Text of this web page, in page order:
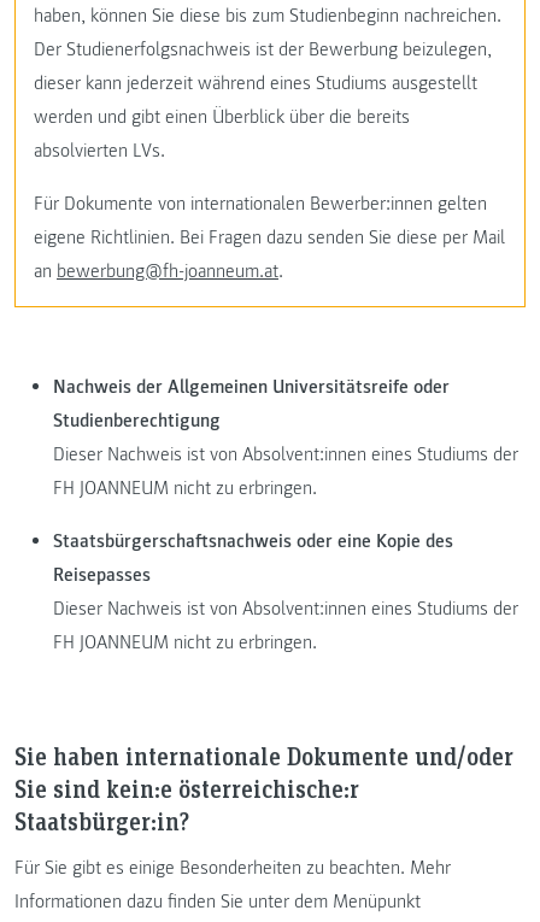
haben, können Sie diese bis zum Studienbeginn nachreichen.
Der Studienerfolgsnachweis ist der Bewerbung beizulegen,
dieser kann jederzeit während eines Studiums ausgestellt
werden und gibt einen Überblick über die bereits
absolvierten LVs.
Für Dokumente von internationalen Bewerber:innen gelten
eigene Richtlinien. Bei Fragen dazu senden Sie diese per Mail
an bewerbung@fh-joanneum.at.
Nachweis der Allgemeinen Universitätsreife oder
Studienberechtigung
Dieser Nachweis ist von Absolvent:innen eines Studiums der
FH JOANNEUM nicht zu erbringen.
Staatsbürgerschaftsnachweis oder eine Kopie des
Reisepasses
Dieser Nachweis ist von Absolvent:innen eines Studiums der
FH JOANNEUM nicht zu erbringen.
Sie haben internationale Dokumente und/oder
Sie sind kein:e österreichische:r
Staatsbürger:in?
Für Sie gibt es einige Besonderheiten zu beachten. Mehr
Informationen dazu finden Sie unter dem Menüpunkt